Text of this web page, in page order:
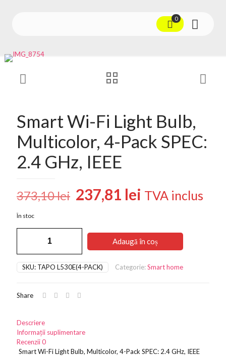
0
Smart Wi-Fi Light Bulb,
Multicolor, 4-Pack SPEC:
2.4 GHz, IEEE
373,10lei Prețul
a
fost:
373,10 lei.
237,81 lei Prețul
237,81 lei.
TVA inclus
În stoc
Fi
Light
4-
SPEC:
2.4
GHz,
IEEE
Adaugă în coș
SKU: TAPO L530E(4-PACK) Categorie:Smart home
Share
Descriere
Informații suplimentare
Recenzii0
Smart Wi-Fi Light Bulb, Multicolor, 4-Pack SPEC: 2.4 GHz, IEEE